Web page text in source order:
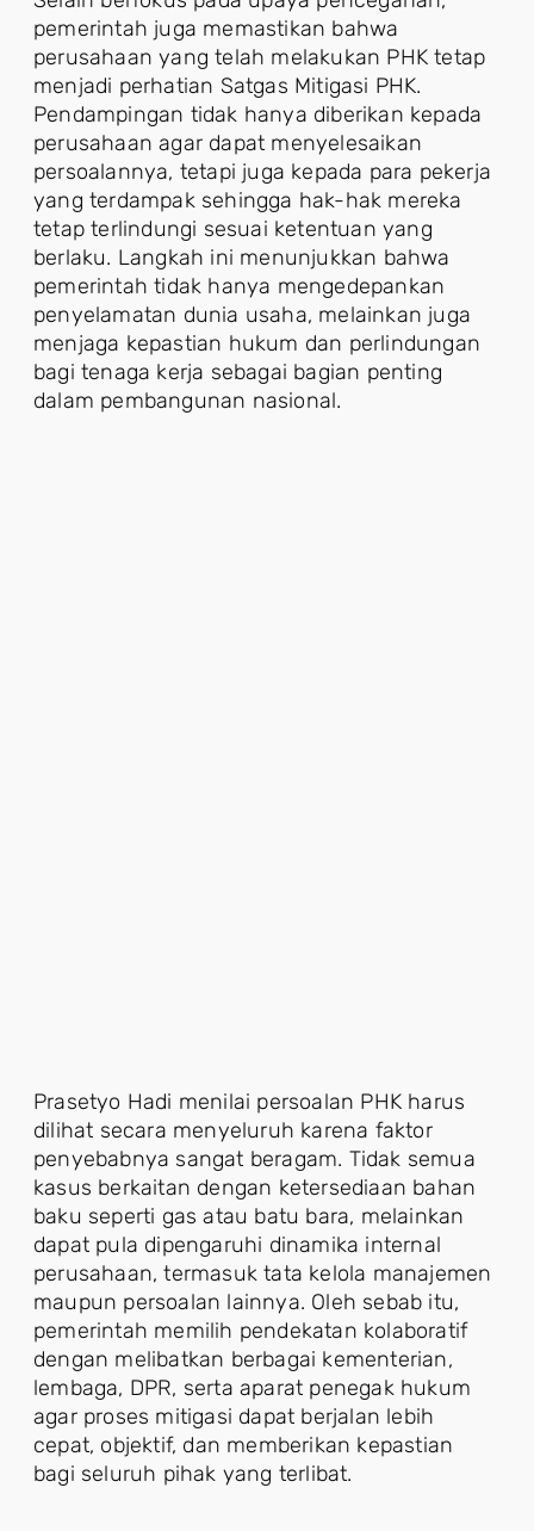
pemerintah juga memastikan bahwa
perusahaan yang telah melakukan PHK tetap
menjadi perhatian Satgas Mitigasi PHK.
Pendampingan tidak hanya diberikan kepada
perusahaan agar dapat menyelesaikan
persoalannya, tetapi juga kepada para pekerja
yang terdampak sehingga hak-hak mereka
tetap terlindungi sesuai ketentuan yang
berlaku. Langkah ini menunjukkan bahwa
pemerintah tidak hanya mengedepankan
penyelamatan dunia usaha, melainkan juga
menjaga kepastian hukum dan perlindungan
bagi tenaga kerja sebagai bagian penting
dalam pembangunan nasional.
Prasetyo Hadi menilai persoalan PHK harus
dilihat secara menyeluruh karena faktor
penyebabnya sangat beragam. Tidak semua
kasus berkaitan dengan ketersediaan bahan
baku seperti gas atau batu bara, melainkan
dapat pula dipengaruhi dinamika internal
perusahaan, termasuk tata kelola manajemen
maupun persoalan lainnya. Oleh sebab itu,
pemerintah memilih pendekatan kolaboratif
dengan melibatkan berbagai kementerian,
lembaga, DPR, serta aparat penegak hukum
agar proses mitigasi dapat berjalan lebih
cepat, objektif, dan memberikan kepastian
bagi seluruh pihak yang terlibat.